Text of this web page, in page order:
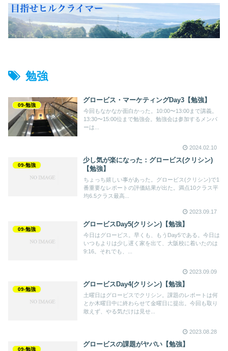
勉強
09-勉強
グロービス・マーケティングDay3【勉強】
今回もなかなか面白かった。10:00〜13:00まで講義。
13:30〜15:00位まで勉強会。勉強会は参加するメンバ
ーは...
2024.02.10
09-勉強
少し気が楽になった：グロービス(クリシン)
【勉強】
ちょっち嬉しい事があった。グロービス(クリシン)で1
番重要なレポートの評価結果が出た。満点10クラス平
均6.5クラス最高...
2023.09.17
09-勉強
グロービスDay5(クリシン)【勉強】
今日はグロービス。早くも、もうDay5である。今日は
いつもよりは少し遅く家を出て、大阪校に着いたのは
9:16。それでも、...
2023.09.09
09-勉強
グロービスDay4(クリシン)【勉強】
土曜日はグロービスでクリシン。課題のレポートは何
とか木曜日中に終わらせて金曜日に提出。今回も取り
敢えず、やる気だけは見せ...
2023.08.28
09-勉強
グロービスの課題がヤバい【勉強】